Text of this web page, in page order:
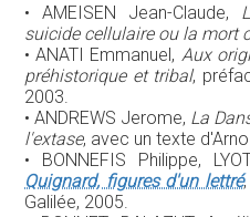
• AMEISEN Jean-Claude,
suicide cellulaire ou la mort
• ANATI Emmanuel, Aux
préhistorique et tribal,
2003.
• ANDREWS Jerome, La
l'extase, avec un texte d'Arno
• BONNEFIS Philippe,
Quignard, figures d'un lettré
Galilée, 2005.